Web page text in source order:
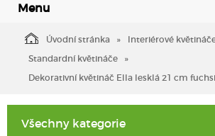
Menu
Úvodní stránka
Interiérové
Standardní květináče
Dekorativní květináč Ella lesklá 21 cm
Všechny kategorie